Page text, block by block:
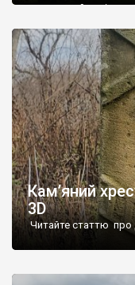
радянський період у
століття тут
палацу виїхала
Кам’яний
3D
Читайте статтю про